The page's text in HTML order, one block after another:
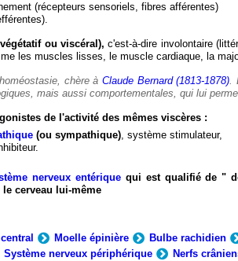
(récepteurs sensoriels, fibres afférentes)
ou viscéral), c'est-à-dire involontaire
les muscles lisses, le muscle cardiaque, la
chère àClaude Bernard (1813-1878).
mais aussi comportementales, qui lui
de l'activité des mêmes viscères :
(ou sympathique), système stimulateur,
nerveux entérique qui est qualifié de "
cerveau lui-même
Moelle épinière Bulbe rachidien
Système nerveux périphérique Nerfs